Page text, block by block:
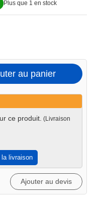
Plus que 1 en stock
au panier
ce produit. (Livraison
la livraison
Ajouter au devis